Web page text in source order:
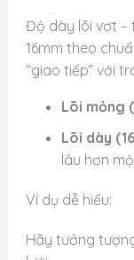
Độ dày lõi vợt –
16mm theo
“giao tiếp” với
Lõi mỏng
Lõi dày
lâu hơn
Ví dụ dễ hiểu:
Hãy tưởng